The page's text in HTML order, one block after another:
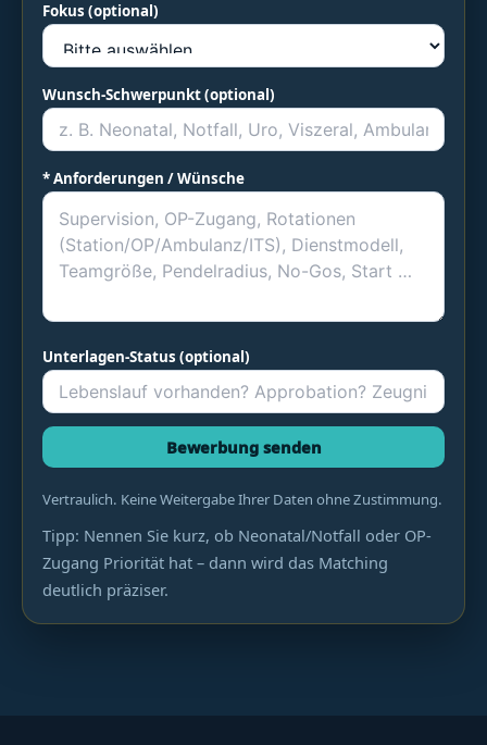
Fokus (optional)
Wunsch-Schwerpunkt (optional)
* Anforderungen / Wünsche
Unterlagen-Status (optional)
Bewerbung senden
Vertraulich. Keine Weitergabe Ihrer Daten ohne Zustimmung.
Tipp: Nennen Sie kurz, ob Neonatal/Notfall oder OP-
Zugang Priorität hat – dann wird das Matching
deutlich präziser.